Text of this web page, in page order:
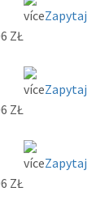
ZŁ
Zapytaj
ZŁ
Zapytaj
ZŁ
Zapytaj